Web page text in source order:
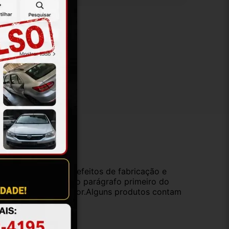
compra e cobre defeitos de fabricação e
previstas no parágrafo primeiro do
de valor superior.Alguns produtos contam